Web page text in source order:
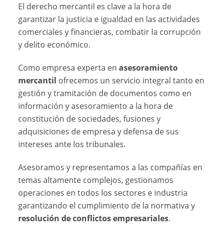
El derecho mercantil es clave a la hora de
garantizar la justicia e igualdad en las actividades
comerciales y financieras, combatir la corrupción
y delito económico.
Como empresa experta enasesoramiento
mercantil ofrecemos un servicio integral tanto en
gestión y tramitación de documentos como en
información y asesoramiento a la hora de
constitución de sociedades, fusiones y
adquisiciones de empresa y defensa de sus
intereses ante los tribunales.
Asesoramos y representamos a las compañías en
temas altamente complejos, gestionamos
operaciones en todos los sectores e industria
garantizando el cumplimiento de la normativa y
resolución de conflictos empresariales.